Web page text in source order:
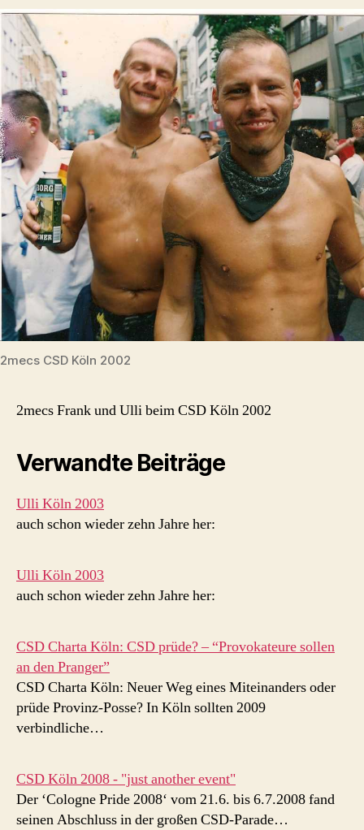
2mecs CSD Köln 2002
2mecs Frank und Ulli beim CSD Köln 2002
Verwandte Beiträge
Ulli Köln 2003
auch schon wieder zehn Jahre her:
Ulli Köln 2003
auch schon wieder zehn Jahre her:
CSD Charta Köln: CSD prüde? – “Provokateure sollen
an den Pranger”
CSD Charta Köln: Neuer Weg eines Miteinanders oder
prüde Provinz-Posse? In Köln sollten 2009
verbindliche…
CSD Köln 2008 - "just another event"
Der ‘Cologne Pride 2008‘ vom 21.6. bis 6.7.2008 fand
seinen Abschluss in der großen CSD-Parade…